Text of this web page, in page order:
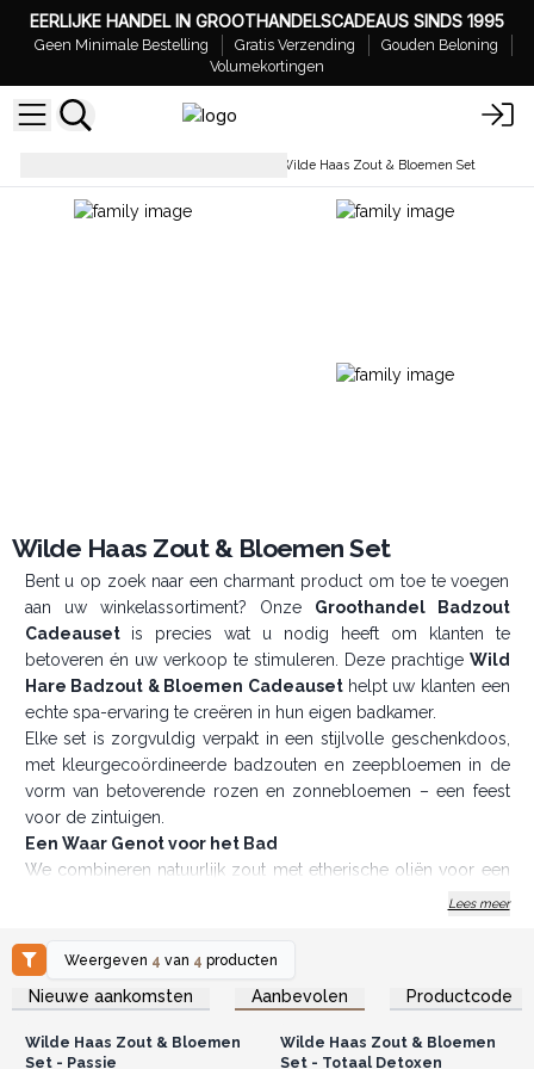
EERLIJKE HANDEL IN GROOTHANDELSCADEAUS SINDS 1995
Geen Minimale Bestelling Gratis Verzending
Gouden Beloning
Volumekortingen
Wilde Haas Zout & Bloemen Set
Wilde Haas Zout & Bloemen Set
Bent u op zoek naar een charmant product om toe te voegen
aan uw winkelassortiment? Onze Groothandel Badzout
Cadeausetis precies wat u nodig heeft om klanten te
betoveren én uw verkoop te stimuleren. Deze prachtige Wild
Hare Badzout & Bloemen Cadeauset helpt uw klanten een
echte spa-ervaring te creëren in hun eigen badkamer.
Elke set is zorgvuldig verpakt in een stijlvolle geschenkdoos,
met kleurgecoördineerde badzouten en zeepbloemen in de
vorm van betoverende rozen en zonnebloemen – een feest
voor de zintuigen.
Een Waar Genot voor het Bad
We combineren natuurlijk zout met etherische oliën voor een
aromatherapeutische ervaring van topklasse. Onze unieke
ontgiftende of verwarmende effecten – afgestemd op elke
klant. En het mooiste van alles: de luxe zeepbloemen zijn niet
alleen decoratief, maar smelten langzaam in warm water,
vrijgeven voor een ultiem verwenmoment.
Lees meer
Weergeven 4 van 4 producten
Nieuwe aankomsten Aanbevolen Productcode
Log in of registreer u voor
groothandelsprijzen.
Wilde Haas Zout & Bloemen
Set - Passie
Log in of registreer u voor
groothandelsprijzen.
Wilde Haas Zout & Bloemen
Set - Totaal Detoxen